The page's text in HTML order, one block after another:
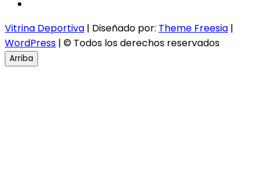
Vitrina Deportiva | Diseñado por: Theme Freesia |
WordPress | © Todos los derechos reservados
Arriba